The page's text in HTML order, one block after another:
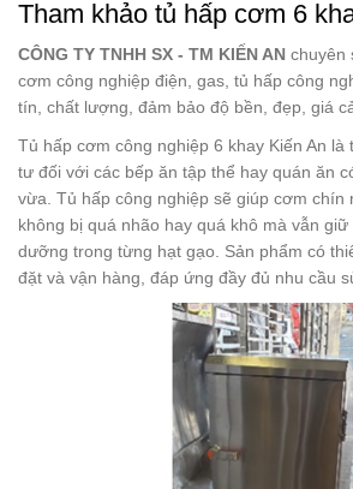
Tham khảo tủ hấp cơm 6
CÔNG TY TNHH SX - TM KIẾN AN chuyên
cơm công nghiệp điện, gas, tủ hấp công
tín, chất lượng, đảm bảo độ bền, đẹp, giá
Tủ hấp cơm công nghiệp 6 khay Kiến An là
tư đối với các bếp ăn tập thể hay quán ăn
vừa. Tủ hấp công nghiệp sẽ giúp cơm chín
không bị quá nhão hay quá khô mà vẫn
dưỡng trong từng hạt gạo. Sản phẩm có
đặt và vận hàng, đáp ứng đầy đủ nhu cầu